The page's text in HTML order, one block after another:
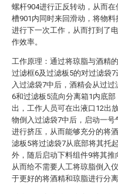
螺杆904进行正反转动，从而
槽901内同时来回滑动，将物
进行下一次工作，从而打到了
作效率。
工作原理：通过将琼脂与酒精
过滤框6及过滤板5的对过滤袋
入过滤袋7中后，酒精会从过
6和过滤板5流向分离箱1内底
出，工作人员可在出液口12出
物倒入过滤袋7中后，启动一号
进行挤压，从而能够充分的将
滤板5将过滤袋7从底部将其托
外，随后启动下料组件9将其推
从而给不需要人工将琼脂倒入
于更好的将酒精和琼脂进行分离